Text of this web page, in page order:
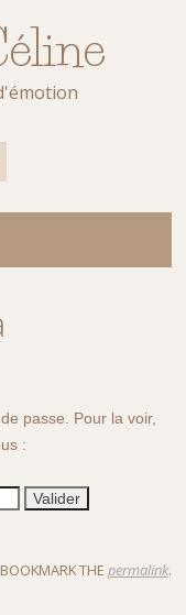
passe. Pour la voir,
:
BOOKMARK THE permalink.